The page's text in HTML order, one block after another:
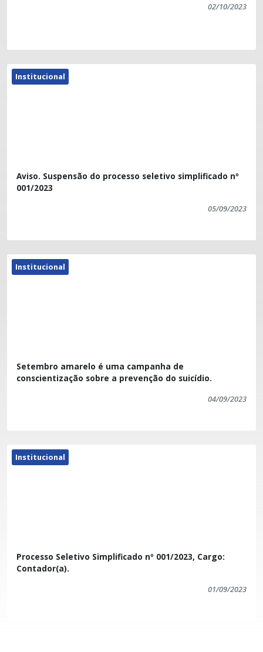
02/10/2023
Institucional
Aviso. Suspensão do processo seletivo simplificado nº
001/2023
05/09/2023
Institucional
Setembro amarelo é uma campanha de
conscientização sobre a prevenção do suicídio.
04/09/2023
Institucional
Processo Seletivo Simplificado nº 001/2023, Cargo:
Contador(a).
01/09/2023